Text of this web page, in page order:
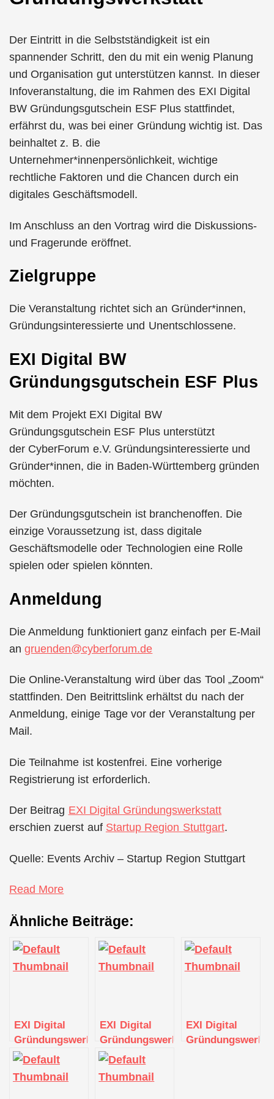
Der Eintritt in die Selbstständigkeit ist ein
spannender Schritt, den du mit ein wenig Planung
und Organisation gut unterstützen kannst. In dieser
Infoveranstaltung, die im Rahmen des EXI Digital
BW Gründungsgutschein ESF Plus stattfindet,
erfährst du, was bei einer Gründung wichtig ist. Das
beinhaltet z. B. die
Unternehmer*innenpersönlichkeit, wichtige
rechtliche Faktoren und die Chancen durch ein
digitales Geschäftsmodell.
Im Anschluss an den Vortrag wird die Diskussions-
und Fragerunde eröffnet.
Zielgruppe
Die Veranstaltung richtet sich an Gründer*innen,
Gründungsinteressierte und Unentschlossene.
EXI Digital BW
Gründungsgutschein ESF Plus
Mit dem Projekt EXI Digital BW
Gründungsgutschein ESF Plus unterstützt
der CyberForum e.V. Gründungsinteressierte und
Gründer*innen, die in Baden-Württemberg gründen
möchten.
Der Gründungsgutschein ist branchenoffen. Die
einzige Voraussetzung ist, dass digitale
Geschäftsmodelle oder Technologien eine Rolle
spielen oder spielen könnten.
Anmeldung
Die Anmeldung funktioniert ganz einfach per E-Mail
angruenden@cyberforum.de
Die Online-Veranstaltung wird über das Tool „Zoom“
stattfinden. Den Beitrittslink erhältst du nach der
Anmeldung, einige Tage vor der Veranstaltung per
Mail.
Die Teilnahme ist kostenfrei. Eine vorherige
Registrierung ist erforderlich.
Der Beitrag EXI Digital Gründungswerkstatt
erschien zuerst auf Startup Region Stuttgart.
Quelle: Events Archiv – Startup Region Stuttgart
Read More
Ähnliche Beiträge:
EXI Digital
Gründungswerkstatt
EXI Digital
Gründungswerkstatt
EXI Digital